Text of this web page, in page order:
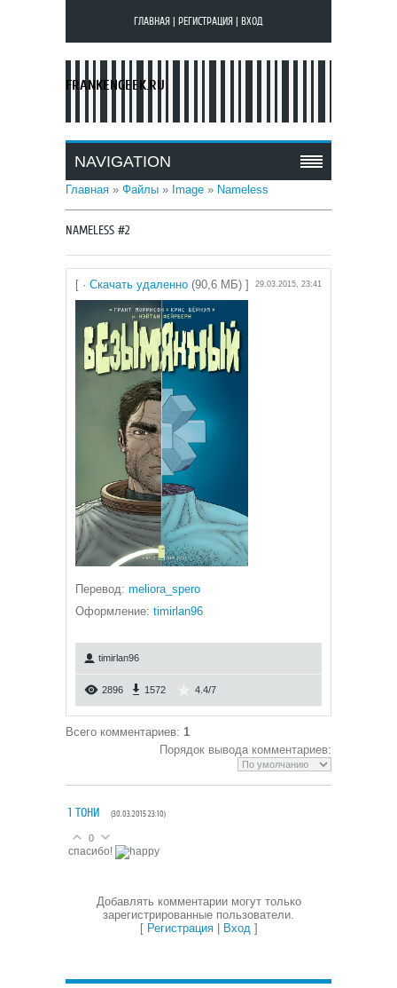
ГЛАВНАЯ РЕГИСТРАЦИЯ ВХОД
FRANKENGEEK.RU
NAVIGATION
Главная » Файлы » Image » Nameless
NAMELESS #2
[ · Скачать удаленно (90,6 МБ) ] 29.03.2015, 23:41
Перевод: meliora_spero
Оформление: timirlan96
timirlan96
2896 1572 4.4/7
Всего комментариев: 1
Порядок вывода комментариев:
1 ТОНИ (30.03.2015 23:10)
0
спасибо!
Добавлять комментарии могут только
зарегистрированные пользователи.
[ Регистрация| Вход]